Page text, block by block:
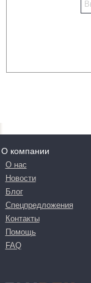
О компании
О нас
Новости
Блог
Спецпредложения
Контакты
Помощь
FAQ